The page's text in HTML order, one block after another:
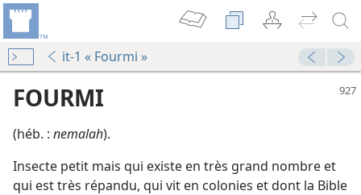
it-1 « Fourmi »
FOURMI
(héb. : nemalah).
Insecte petit mais qui existe en très grand nombre et
qui est très répandu, qui vit en colonies et dont la Bible